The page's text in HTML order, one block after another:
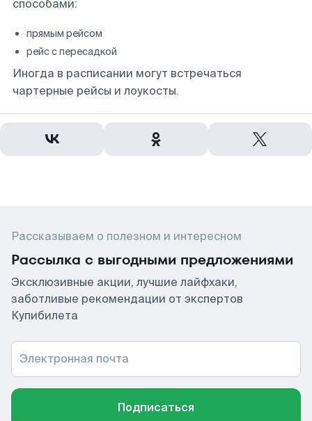
способами:
прямым рейсом
рейс с пересадкой
Иногда в расписании могут встречаться
чартерные рейсы и лоукосты.
Рассказываем о полезном и интересном
Рассылка с выгодными предложениями
Эксклюзивные акции, лучшие лайфхаки,
заботливые рекомендации от экспертов
Купибилета
Электронная почта
Подписаться